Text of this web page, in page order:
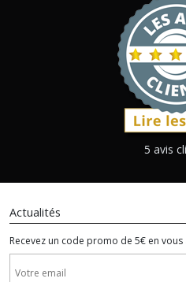
5 avis
Actualités
Recevez un code promo de 5€ en